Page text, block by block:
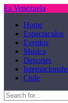
Es Venezuela
Home
Espectaculos
Eventos
Musica
Deportes
Chile